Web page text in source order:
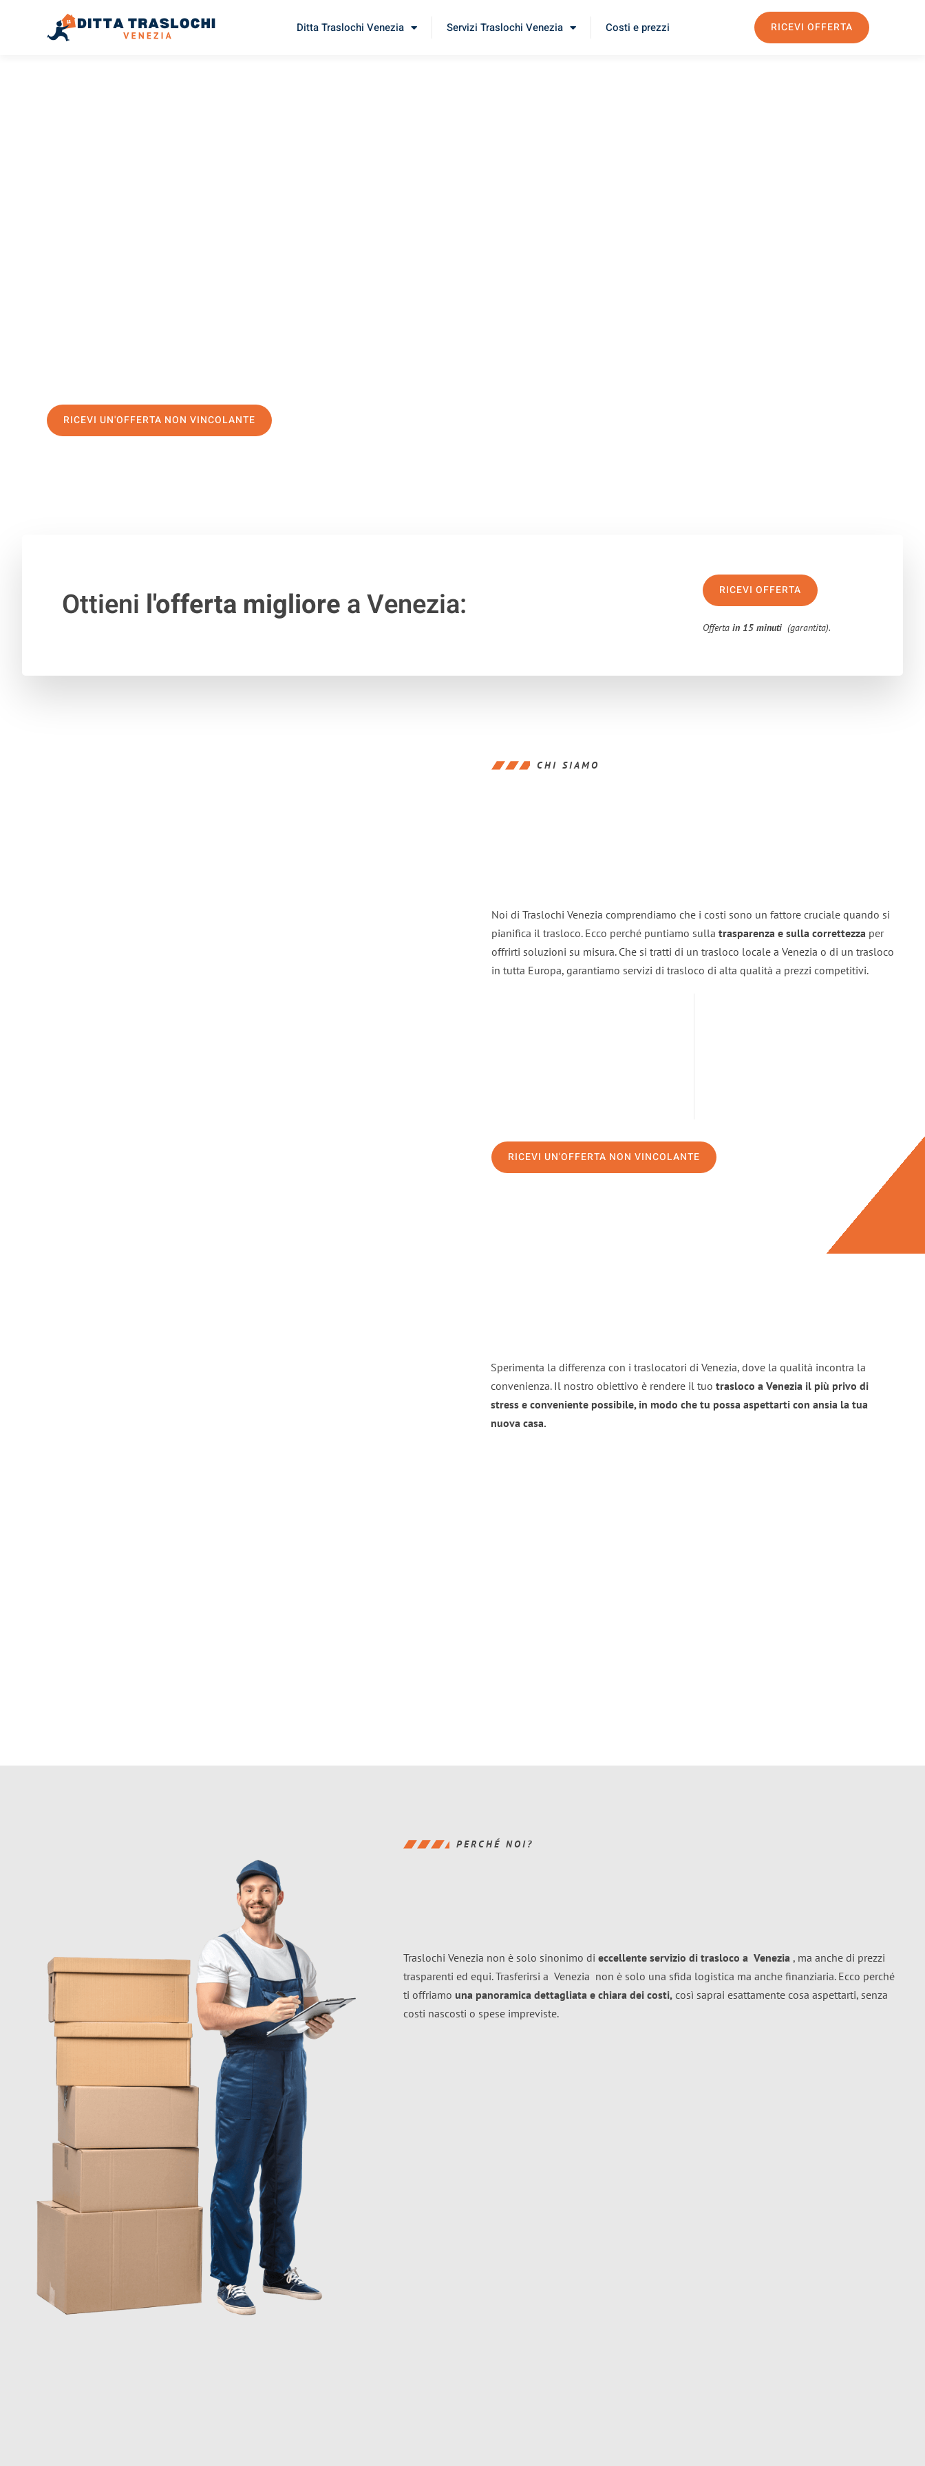
Ditta Traslochi Venezia Servizi Traslochi Venezia Costi e prezzi RICEVI OFFERTA
RICEVI UN'OFFERTA NON VINCOLANTE
Ottieni l'offerta migliorea Venezia: RICEVI OFFERTA
Offertain 15 minuti (garantita).
CHI SIAMO
Noi di Traslochi Venezia comprendiamo che i costi sono un fattore cruciale quando si
pianifica il trasloco. Ecco perché puntiamo sulla trasparenza e sulla correttezza per
offrirti soluzioni su misura. Che si tratti di un trasloco locale a Venezia o di un trasloco
in tutta Europa, garantiamo servizi di trasloco di alta qualità a prezzi competitivi.
RICEVI UN'OFFERTA NON VINCOLANTE
Sperimenta la differenza con i traslocatori di Venezia, dove la qualità incontra la
convenienza. Il nostro obiettivo è rendere il tuo trasloco a Venezia il più privo di
stress e conveniente possibile, in modo che tu possa aspettarti con ansia la tua
nuova casa.
PERCHÉ NOI?
Traslochi Venezia non è solo sinonimo di eccellente servizio di trasloco a Venezia , ma anche di prezzi
trasparenti ed equi. Trasferirsi a Venezia non è solo una sfida logistica ma anche finanziaria. Ecco perché
ti offriamo una panoramica dettagliata e chiara dei costi, così saprai esattamente cosa aspettarti, senza
costi nascosti o spese impreviste.